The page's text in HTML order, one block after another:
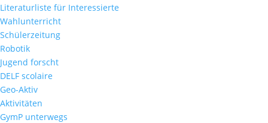
Literaturliste für Interessierte
Wahlunterricht
Schülerzeitung
Robotik
Jugend forscht
DELF scolaire
Geo-Aktiv
Aktivitäten
GymP unterwegs